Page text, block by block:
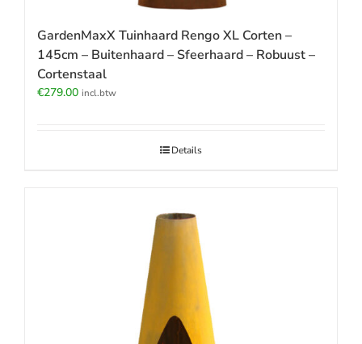
GardenMaxX Tuinhaard Rengo XL Corten –
145cm – Buitenhaard – Sfeerhaard – Robuust –
Cortenstaal
€279.00 incl.btw
Details